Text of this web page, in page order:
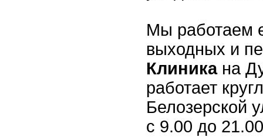
Мы работаем
выходных и
Клиника на
работает
Белозерской
с 9.00 до